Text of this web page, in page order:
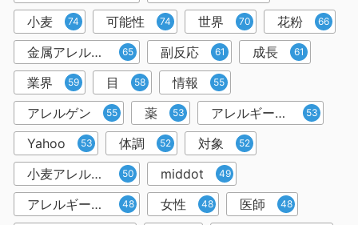
小麦 74 可能性 74 世界 70 花粉 66
金属アレルギー 65 副反応 61 成長 61
業界 59 目 58 情報 55
アレルゲン 55 薬 53 アレルギー疾患 53
Yahoo 53 体調 52 対象 52
小麦アレルギー 50 middot 49
アレルギー物質 48 女性 48 医師 48